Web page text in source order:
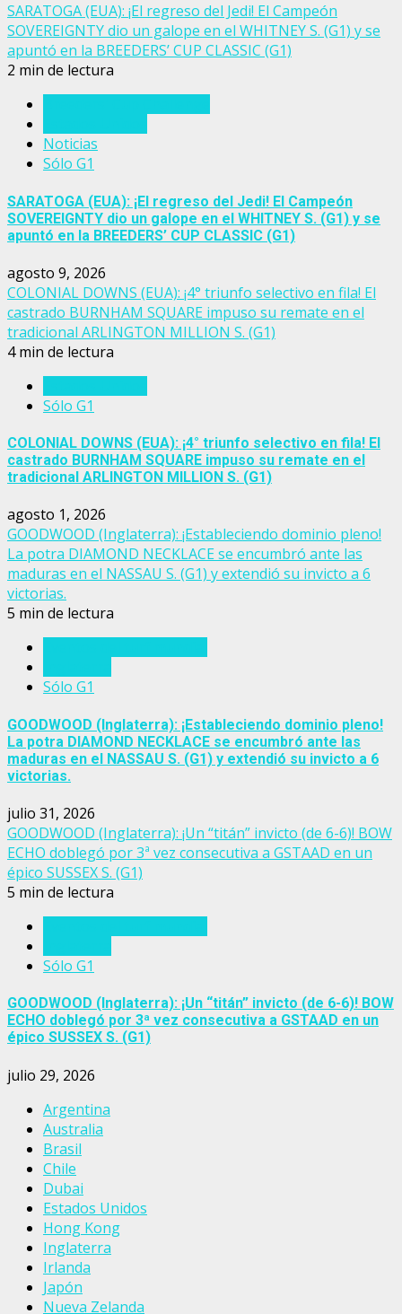
SARATOGA (EUA): ¡El regreso del Jedi! El Campeón
SOVEREIGNTY dio un galope en el WHITNEY S. (G1) y se
apuntó en la BREEDERS’ CUP CLASSIC (G1)
2 min de lectura
Noticias
Sólo G1
SARATOGA (EUA): ¡El regreso del Jedi! El Campeón
SOVEREIGNTY dio un galope en el WHITNEY S. (G1) y se
apuntó en la BREEDERS’ CUP CLASSIC (G1)
agosto 9, 2026
COLONIAL DOWNS (EUA): ¡4° triunfo selectivo en fila! El
castrado BURNHAM SQUARE impuso su remate en el
tradicional ARLINGTON MILLION S. (G1)
4 min de lectura
Sólo G1
COLONIAL DOWNS (EUA): ¡4° triunfo selectivo en fila! El
castrado BURNHAM SQUARE impuso su remate en el
tradicional ARLINGTON MILLION S. (G1)
agosto 1, 2026
GOODWOOD (Inglaterra): ¡Estableciendo dominio pleno!
La potra DIAMOND NECKLACE se encumbró ante las
maduras en el NASSAU S. (G1) y extendió su invicto a 6
victorias.
5 min de lectura
Sólo G1
GOODWOOD (Inglaterra): ¡Estableciendo dominio pleno!
La potra DIAMOND NECKLACE se encumbró ante las
maduras en el NASSAU S. (G1) y extendió su invicto a 6
victorias.
julio 31, 2026
GOODWOOD (Inglaterra): ¡Un “titán” invicto (de 6-6)! BOW
ECHO doblegó por 3ª vez consecutiva a GSTAAD en un
épico SUSSEX S. (G1)
5 min de lectura
Sólo G1
GOODWOOD (Inglaterra): ¡Un “titán” invicto (de 6-6)! BOW
ECHO doblegó por 3ª vez consecutiva a GSTAAD en un
épico SUSSEX S. (G1)
julio 29, 2026
Argentina
Australia
Brasil
Chile
Dubai
Estados Unidos
Hong Kong
Inglaterra
Irlanda
Japón
Nueva Zelanda